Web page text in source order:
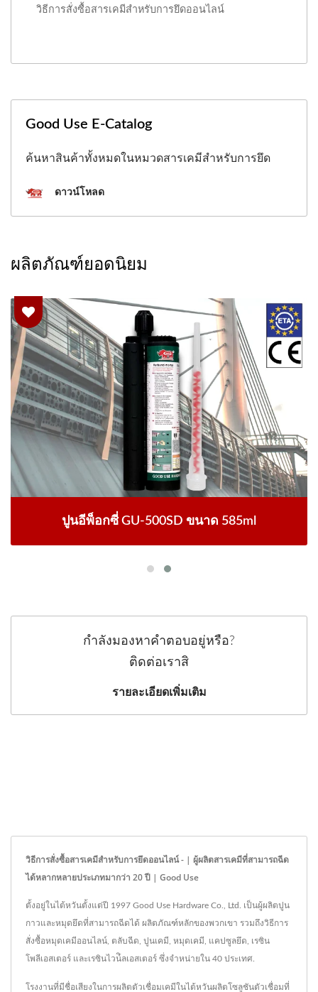
วิธีการสั่งซื้อสารเคมีสำหรับการยึดออนไลน์
Good Use E-Catalog
ค้นหาสินค้าทั้งหมดในหมวดสารเคมีสำหรับการยึด
ดาวน์โหลด
ผลิตภัณฑ์ยอดนิยม
ปูนอีพ็อกซี่ GU-500SD ขนาด 585ml
กำลังมองหาคำตอบอยู่หรือ?
ติดต่อเราสิ
รายละเอียดเพิ่มเติม
วิธีการสั่งซื้อสารเคมีสำหรับการยึดออนไลน์ - | ผู้ผลิตสารเคมีที่สามารถฉีด
ได้หลากหลายประเภทมากว่า 20 ปี | Good Use
ตั้งอยู่ในไต้หวันตั้งแต่ปี 1997 Good Use Hardware Co., Ltd. เป็นผู้ผลิตปูน
กาวและหมุดยึดที่สามารถฉีดได้ ผลิตภัณฑ์หลักของพวกเขา รวมถึงวิธีการ
สั่งซื้อหมุดเคมีออนไลน์, ตลับฉีด, ปูนเคมี, หมุดเคมี, แคปซูลยึด, เรซิน
โพลีเอสเตอร์ และเรซินไวน์ิลเอสเตอร์ ซึ่งจำหน่ายใน 40 ประเทศ.
โรงงานที่มีชื่อเสียงในการผลิตตัวเชื่อมเคมีในไต้หวันผลิตโซลูชันตัวเชื่อมที่